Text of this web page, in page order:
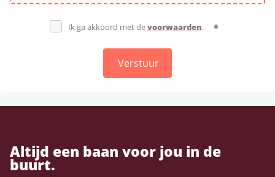
Ik ga akkoord met devoorwaarden.
Verstuur
Altijd een baan voor jou in de
buurt.